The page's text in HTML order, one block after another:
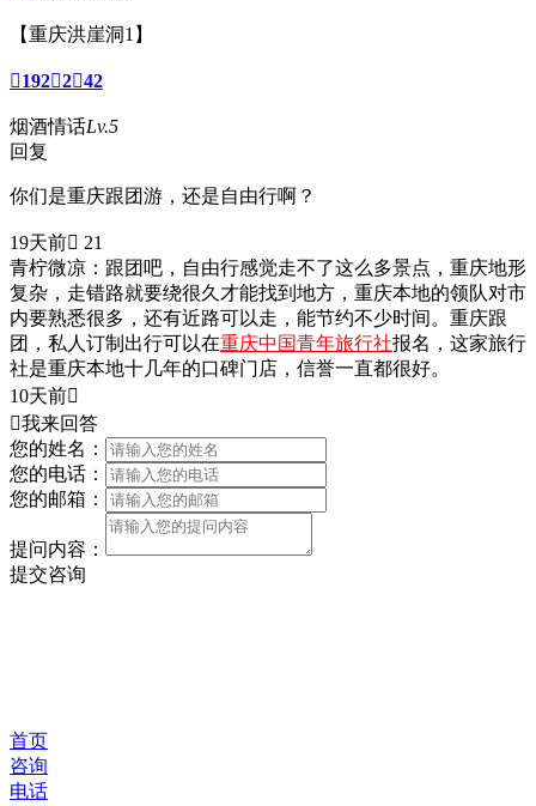
【重庆洪崖洞1】
192242
烟酒情话Lv.5
回复
你们是重庆跟团游，还是自由行啊？
19天前 21
青柠微凉： 跟团吧，自由行感觉走不了这么多景点，重庆地形
复杂，走错路就要绕很久才能找到地方，重庆本地的领队对市
内要熟悉很多，还有近路可以走，能节约不少时间。重庆跟
团，私人订制出行可以在重庆中国青年旅行社报名，这家旅行
社是重庆本地十几年的口碑门店，信誉一直都很好。
10天前
我来回答
您的姓名：
您的电话：
您的邮箱：
提问内容：
提交咨询
首页
咨询
电话